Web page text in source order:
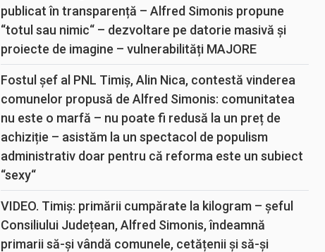
publicat în transparență – Alfred Simonis propune
“totul sau nimic“ – dezvoltare pe datorie masivă și
proiecte de imagine – vulnerabilități MAJORE
Fostul șef al PNL Timiș, Alin Nica, contestă vinderea
comunelor propusă de Alfred Simonis: comunitatea
nu este o marfă – nu poate fi redusă la un preț de
achiziție – asistăm la un spectacol de populism
administrativ doar pentru că reforma este un subiect
“sexy“
VIDEO. Timiș: primării cumpărate la kilogram – șeful
Consiliului Județean, Alfred Simonis, îndeamnă
primarii să-și vândă comunele, cetățenii și să-și